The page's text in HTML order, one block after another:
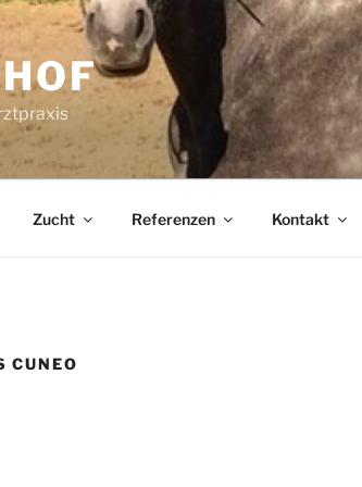
Zucht Referenzen Kontakt
CUNEO